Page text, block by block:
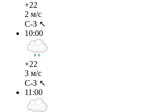
+22
2 м/с
С-З ↖
10:00
+22
3 м/с
С-З ↖
11:00